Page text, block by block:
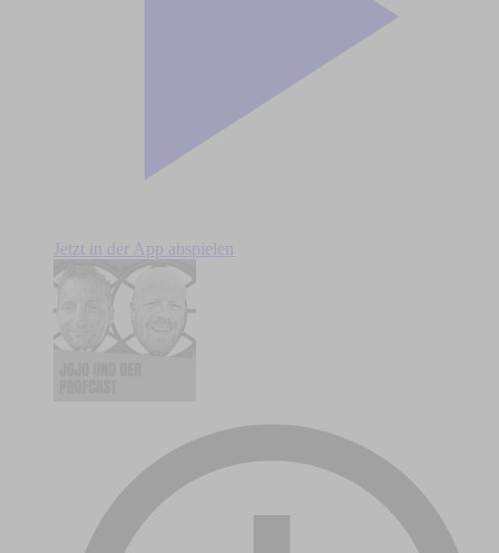
Jetzt in der App abspielen